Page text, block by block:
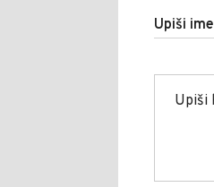
Upiši ime